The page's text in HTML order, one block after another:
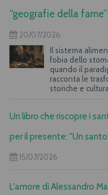
“geografie della fame”
20/07/2026
Il sistema
fobia dello
quando il
racconta le
storiche e
Un libro che riscopre i
per il presente: "Un
15/07/2026
L'amore di Alessandro